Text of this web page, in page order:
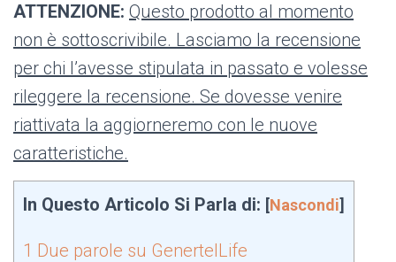
ATTENZIONE: Questo prodotto al momento
non è sottoscrivibile. Lasciamo la recensione
per chi l’avesse stipulata in passato e volesse
rileggere la recensione. Se dovesse venire
riattivata la aggiorneremo con le nuove
caratteristiche.
In Questo Articolo Si Parla di: [Nascondi]
1 Due parole su GenertelLife